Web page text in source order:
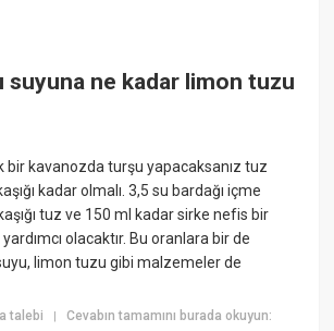
ne kadar limon tuzu
bir kavanozda turşu yapacaksanız tuz
kadar olmalı. 3,5 su bardağı içme
tuz ve 150 ml kadar sirke nefis bir
olacaktır. Bu oranlara bir de
limon tuzu gibi malzemeler de
talebi |Cevabın tamamını burada okuyun: